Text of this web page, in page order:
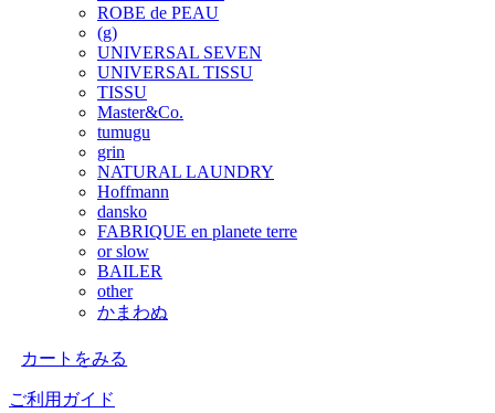
ROBE de PEAU
(g)
UNIVERSAL SEVEN
UNIVERSAL TISSU
TISSU
Master&Co.
tumugu
grin
NATURAL LAUNDRY
Hoffmann
dansko
FABRIQUE en planete terre
or slow
BAILER
other
かまわぬ
カートをみる
ご利用ガイド